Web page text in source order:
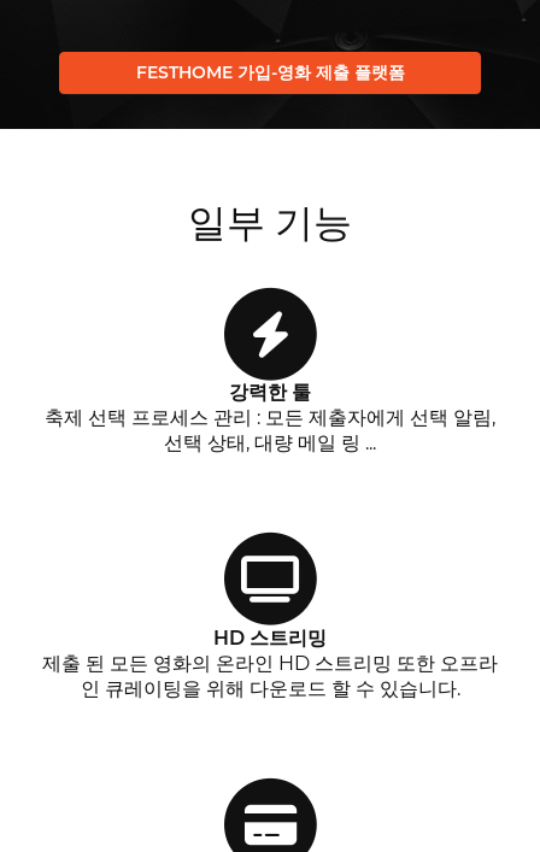
FESTHOME 가입-영화 제출 플랫폼
일부 기능
강력한 툴
축제 선택 프로세스 관리 : 모든 제출자에게 선택 알림,
선택 상태, 대량 메일 링 ...
HD 스트리밍
제출 된 모든 영화의 온라인 HD 스트리밍 또한 오프라
인 큐레이팅을 위해 다운로드 할 수 있습니다.